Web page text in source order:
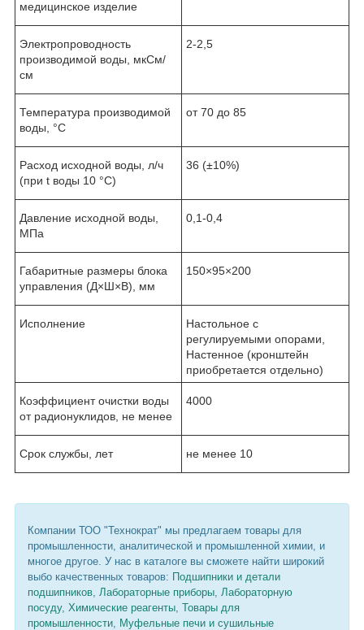
медицинское изделие
Электропроводность
производимой воды, мкСм/
см
2-2,5
Температура производимой
воды, °С
от 70 до 85
Расход исходной воды, л/ч
(при t воды 10 °С)
36 (±10%)
Давление исходной воды,
МПа
0,1-0,4
Габаритные размеры блока
управления (Д×Ш×В), мм
150×95×200
Исполнение
Настольное с
регулируемыми опорами,
Настенное (кронштейн
приобретается отдельно)
Коэффициент очистки воды
от радионуклидов, не менее
4000
Срок службы, лет не менее 10
Компании ТОО "Технократ" мы предлагаем товары для
промышленности, аналитической и промышленной химии, и
многое другое. У нас в каталоге вы сможете найти широкий
выбо качественных товаров: Подшипники и детали
подшипников Лабораторные приборы Лабораторную
посуду, Химические реагенты Товары для
промышленности
Муфельные печи и сушильные